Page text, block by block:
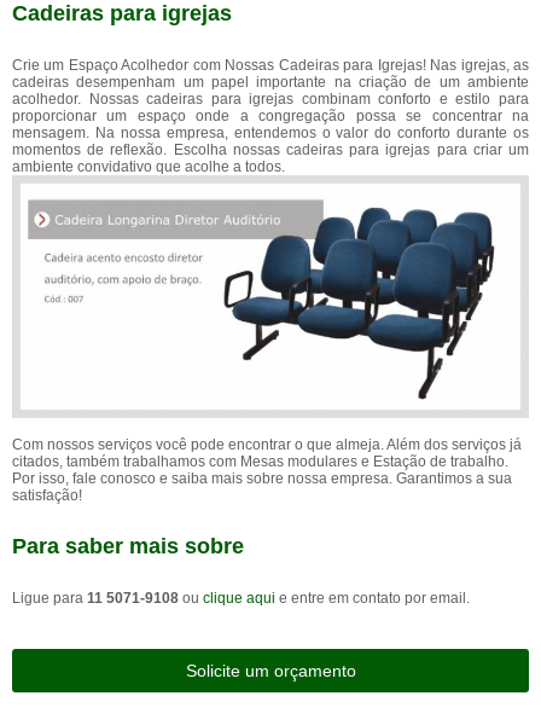
Cadeiras para igrejas
Crie um Espaço Acolhedor com Nossas Cadeiras para Igrejas! Nas igrejas, as
cadeiras desempenham um papel importante na criação de um ambiente
acolhedor. Nossas cadeiras para igrejas combinam conforto e estilo para
proporcionar um espaço onde a congregação possa se concentrar na
mensagem. Na nossa empresa, entendemos o valor do conforto durante os
momentos de reflexão. Escolha nossas cadeiras para igrejas para criar um
ambiente convidativo que acolhe a todos.
Com nossos serviços você pode encontrar o que almeja. Além dos serviços já
citados, também trabalhamos com Mesas modulares e Estação de trabalho.
Por isso, fale conosco e saiba mais sobre nossa empresa. Garantimos a sua
satisfação!
Para saber mais sobre
Ligue para 11 5071-9108 ou clique aqui e entre em contato por email.
Solicite um orçamento